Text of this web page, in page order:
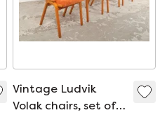
Vintage Ludvik
Volak chairs, set of